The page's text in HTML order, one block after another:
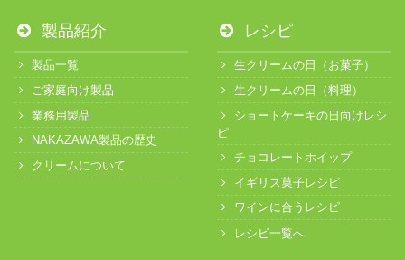
製品紹介
製品一覧
ご家庭向け製品
業務用製品
NAKAZAWA製品の歴史
クリームについて
レシピ
生クリームの日（お菓子）
生クリームの日（料理）
ショートケーキの日向けレシ
ピ
チョコレートホイップ
イギリス菓子レシピ
ワインに合うレシピ
レシピ一覧へ